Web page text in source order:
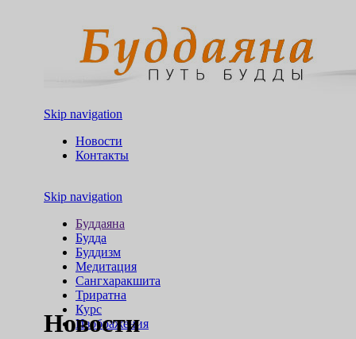
Skip navigation
Новости
Контакты
Skip navigation
Буддаяна
Будда
Буддизм
Медитация
Сангхаракшита
Триратна
Курс
Изображения
Новости